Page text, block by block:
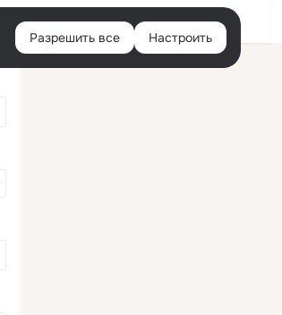
Войти
Разрешить все Настроить